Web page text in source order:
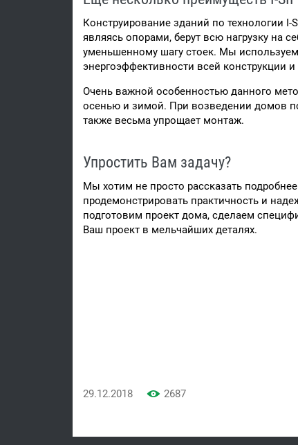
Конструирование зданий по технологии
являясь опорами, берут всю нагрузку на
уменьшенному шагу стоек. Мы
энергоэффективности всей конструкции
Очень важной особенностью данного
осенью и зимой. При возведении домов
также весьма упрощает монтаж.
Упростить Вам задачу?
Мы хотим не просто рассказать
продемонстрировать практичность и
подготовим проект дома, сделаем
Ваш проект в мельчайших деталях.
29.12.2018 2687